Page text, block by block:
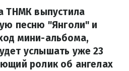
ТНМК выпустила
песню "Янголи" и
мини-альбома,
услышать уже 23
ролик об ангелах